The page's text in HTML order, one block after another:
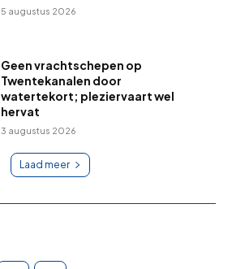
5 augustus 2026
Geen vrachtschepen op
Twentekanalen door
watertekort; pleziervaart wel
hervat
3 augustus 2026
Laad meer